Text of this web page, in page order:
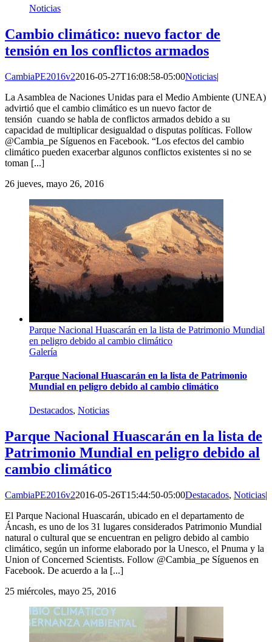
Noticias
Cambio climático: nuevo factor de
tensión en los conflictos armados
CambiaPE2016v22016-05-27T16:08:58-05:00Noticias|
La Asamblea de Naciones Unidas para el Medio Ambiente (UNEA)
advirtió que el cambio climático es un nuevo factor de
tensión cuando se habla de conflictos armados debido a su
capacidad de multiplicar desigualdad o disputas políticas. Follow
@Cambia_pe Síguenos en Facebook. “Los efectos del cambio
climático pueden exacerbar algunos conflictos existentes si no se
toman [...]
26 jueves, mayo 26, 2016
Parque Nacional Huascarán en la lista de Patrimonio Mundial
en peligro debido al cambio climático
Galería
Parque Nacional Huascarán en la lista de Patrimonio
Mundial en peligro debido al cambio climático
Destacados, Noticias
Parque Nacional Huascarán en la lista de
Patrimonio Mundial en peligro debido al
cambio climático
CambiaPE2016v22016-05-26T15:44:50-05:00Destacados, Noticias|
El Parque Nacional Huascarán, ubicado en el departamento de
Áncash, es uno de los 31 lugares considerados Patrimonio Mundial
natural o cultural que se encuentran en peligro debido al cambio
climático, según un informe elaborado por la Unesco, el Pnuma y la
Union of Concerned Scientists. Follow @Cambia_pe Síguenos en
Facebook. De acuerdo a la [...]
25 miércoles, mayo 25, 2016